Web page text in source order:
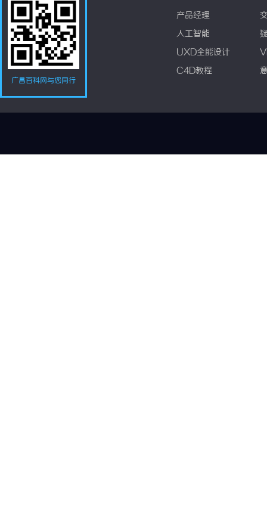
广昌百科网与您同行
产品经理
人工智能
UXD全能设计
C4D教程